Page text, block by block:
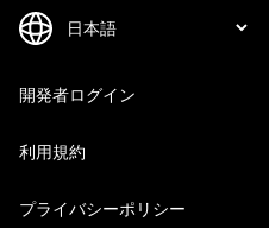
開発者ログイン
利用規約
プライバシーポリシー